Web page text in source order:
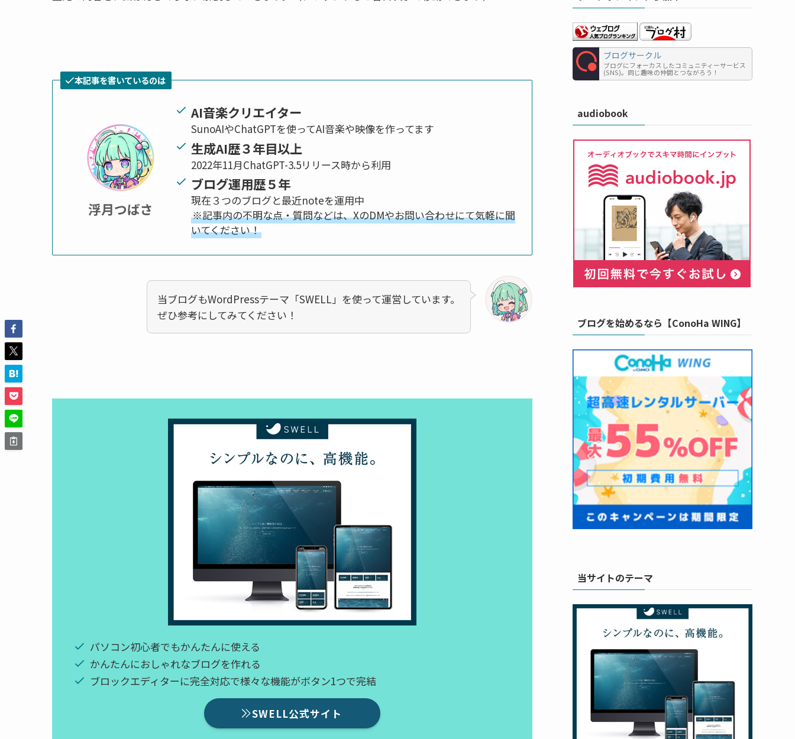
本記事を書いているのは
浮月つばさ
AI音楽クリエイター
SunoAIやChatGPTを使ってAI音楽や映像を作ってます
生成AI歴３年目以上
2022年11月ChatGPT-3.5リリース時から利用
ブログ運用歴５年
現在３つのブログと最近noteを運用中
※記事内の不明な点・質問などは、XのDMやお問い合わせにて気軽に聞
いてください！
当ブログもWordPressテーマ「SWELL」を使って運営しています。
ぜひ参考にしてみてください！
パソコン初心者でもかんたんに使える
かんたんにおしゃれなブログを作れる
ブロックエディターに完全対応で様々な機能がボタン1つで完結
SWELL公式サイト
ブログサークル
ブログにフォーカスしたコミュニティーサービス
(SNS)。同じ趣味の仲間とつながろう！
audiobook
ブログを始めるなら【ConoHa WING】
当サイトのテーマ